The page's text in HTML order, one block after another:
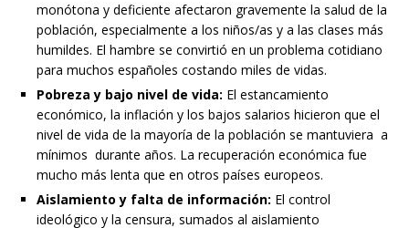
monótona y deficiente afectaron gravemente la salud de la
población, especialmente a los niños/as y a las clases más
humildes. El hambre se convirtió en un problema cotidiano
para muchos españoles costando miles de vidas.
Pobreza y bajo nivel de vida: El estancamiento
económico, la inflación y los bajos salarios hicieron que el
nivel de vida de la mayoría de la población se mantuviera a
mínimos durante años. La recuperación económica fue
mucho más lenta que en otros países europeos.
Aislamiento y falta de información: El control
ideológico y la censura, sumados al aislamiento